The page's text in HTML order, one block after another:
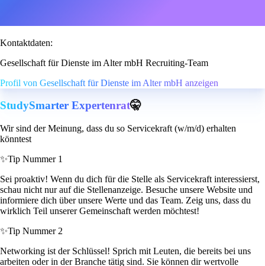
Kontaktdaten:
Gesellschaft für Dienste im Alter mbH Recruiting-Team
Profil von Gesellschaft für Dienste im Alter mbH anzeigen
StudySmarter Expertenrat🤫
Wir sind der Meinung, dass du so Servicekraft (w/m/d) erhalten
könntest
✨Tip Nummer 1
Sei proaktiv! Wenn du dich für die Stelle als Servicekraft interessierst,
schau nicht nur auf die Stellenanzeige. Besuche unsere Website und
informiere dich über unsere Werte und das Team. Zeig uns, dass du
wirklich Teil unserer Gemeinschaft werden möchtest!
✨Tip Nummer 2
Networking ist der Schlüssel! Sprich mit Leuten, die bereits bei uns
arbeiten oder in der Branche tätig sind. Sie können dir wertvolle